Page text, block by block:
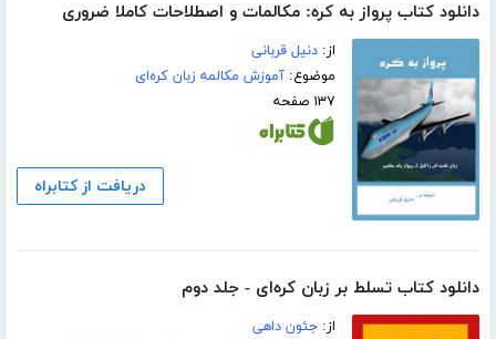
دانلود کتاب پرواز به کره: مکالمات و اصطلاحات کاملا ضروری
از:دنیل قربانی
موضوع:آموزش مکالمه زبان کره‌ای
۱۳۷ صفحه
دریافت از کتابراه
دانلود کتاب تسلط بر زبان کره‌ای - جلد دوم
از:جئون داهی